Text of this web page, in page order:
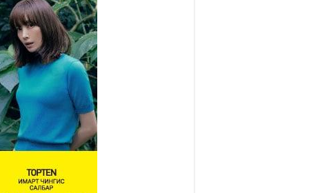
залуучууд чөлөөт цагаа
өнгөрүүлдэг, жуулчид зорьж
ирдэг цэг болгоно
оны 7 сар 21 / 16 цаг 47 минут
Тусгай замын автобус /BRT/
төслийн удирдах хорооны
ээлжит хуралдаан боллоо
2026 оны 7 сар 21 / 16 цаг 43 минут
сайд Н.Учрал БНХАУ-аас Монгол Улсад
Элчин сайд Шэнь Миньжюанийг хүлээн
уулзав
оны 7 сар 21 / 16 цаг 39 минут
НАЙРАМДАХ ТАЖИКИСТАН УЛСТАЙ